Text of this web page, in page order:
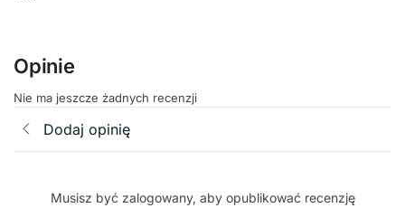
Opinie
Nie ma jeszcze żadnych recenzji
Dodaj opinię
Musisz być zalogowany, aby opublikować recenzję